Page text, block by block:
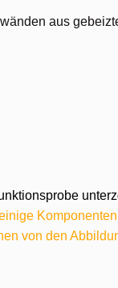
aus
von den